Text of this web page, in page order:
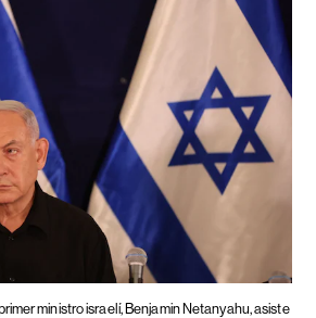
ministro israelí, Benjamin Netanyahu, asiste